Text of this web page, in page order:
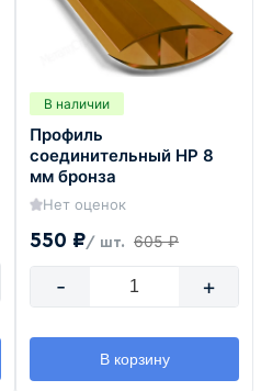
В наличии
Профиль
соединительный HP 8
мм бронза
Нет оценок
550 ₽/ шт. 605 ₽
- +
В корзину